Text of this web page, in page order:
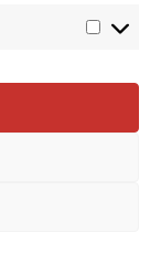
izvora.